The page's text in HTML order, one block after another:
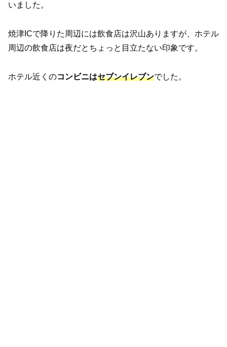
いました。
焼津ICで降りた周辺には飲食店は沢山ありますが、ホテル
周辺の飲食店は夜だとちょっと目立たない印象です。
ホテル近くのコンビニはセブンイレブンでした。